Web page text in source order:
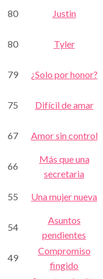
80 Justin
80 Tyler
79 ¿Solo por honor?
75 Difícil de amar
67 Amor sin control
66
Más que una
secretaria
55 Una mujer nueva
54
Asuntos
pendientes
49
Compromiso
fingido